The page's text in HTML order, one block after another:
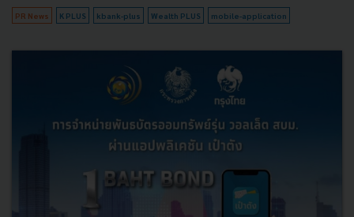
PR News K PLUS kbank-plus Wealth PLUS mobile-application